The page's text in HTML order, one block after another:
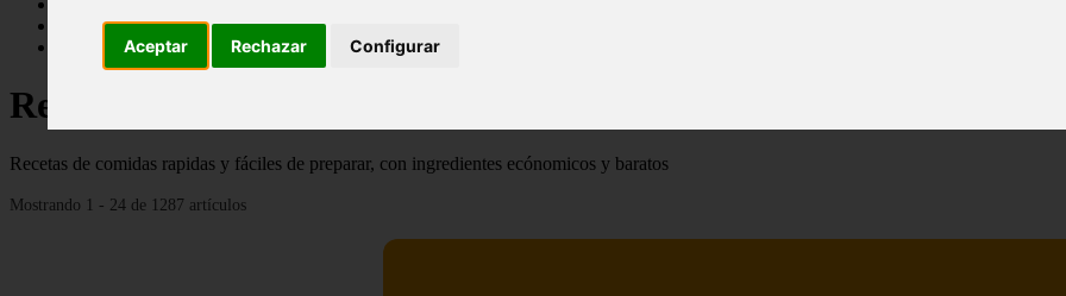
Aceptar Rechazar Configurar
venezuela
Recetas faciles y rápidas
Recetas de comidas rapidas y fáciles de preparar, con ingredientes ecónomicos y baratos
Mostrando 1 - 24 de 1287 artículos